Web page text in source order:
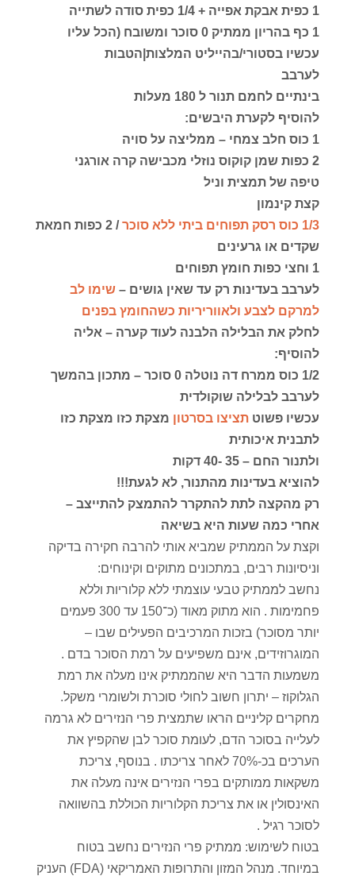
1 כפית אבקת אפייה + 1/4 כפית סודה לשתייה
1 כף בהריון ממתיק 0 סוכר ומשובח (הכל עליו
עכשיו בסטורי/בהייליט המלצות|הטבות
לערבב
בינתיים לחמם תנור ל 180 מעלות
להוסיף לקערת היבשים:
1 כוס חלב צמחי – ממליצה על סויה
2 כפות שמן קוקוס נוזלי מכבישה קרה אורגני
טיפה של תמצית וניל
קצת קינמון
1/3 כוס רסק תפוחים ביתי ללא סוכר
/ 2 כפות חמאת
שקדים או גרעינים
1 וחצי כפות חומץ תפוחים
לערבב בעדינות רק עד שאין גושים – שימו לב
למרקם לצבע ולאווריריות כשהחומץ בפנים
לחלק את הבלילה הלבנה לעוד קערה – אליה
להוסיף:
1/2 כוס ממרח דה נוטלה 0 סוכר – מתכון בהמשך
לערבב לבלילה שוקולדית
עכשיו פשוט תציצו בסרטון מצקת כזו מצקת כזו
לתבנית איכותית
ולתנור החם – 35 -40 דקות
להוציא בעדינות מהתנור, לא לגעת!!!
רק מהקצה לתת להתקרר להתמצק להתייצב –
אחרי כמה שעות היא בשיאה
וקצת על הממתיק שמביא אותי להרבה חקירה בדיקה
וניסיונות רבים, במתכונים מתוקים וקינוחים:
נחשב לממתיק טבעי עוצמתי ללא קלוריות וללא
פחמימות . הוא מתוק מאוד (כ־150 עד 300 פעמים
יותר מסוכר) בזכות המרכיבים הפעילים שבו –
המוגרוזידים, אינם משפיעים על רמת הסוכר בדם .
משמעות הדבר היא שהממתיק אינו מעלה את רמת
הגלוקוז – יתרון חשוב לחולי סוכרת ולשומרי משקל.
מחקרים קליניים הראו שתמצית פרי הנזירים לא גרמה
לעלייה בסוכר הדם, לעומת סוכר לבן שהקפיץ את
הערכים בכ-70% לאחר צריכתו . בנוסף, צריכת
משקאות ממותקים בפרי הנזירים אינה מעלה את
האינסולין או את צריכת הקלוריות הכוללת בהשוואה
לסוכר רגיל .
בטוח לשימוש: ממתיק פרי הנזירים נחשב בטוח
במיוחד. מנהל המזון והתרופות האמריקאי (FDA) העניק